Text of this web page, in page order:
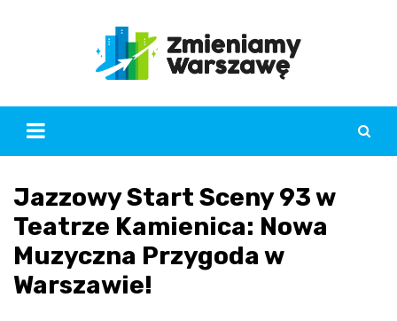
Jazzowy Start Sceny 93 w
Teatrze Kamienica: Nowa
Muzyczna Przygoda w
Warszawie!